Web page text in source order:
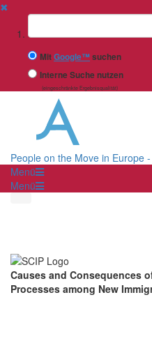
✖
Suchbegriff
MitGoogle™ suchen
Interne Suche nutzen
(eingeschränkte Ergebnisqualität)
People on the Move in Europe
Menü
Menü
Causes and Consequences
Processes among New